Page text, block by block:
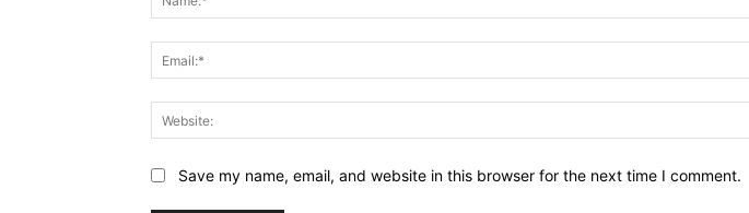
Save my name, email, and website in this browser for the next time I comment.